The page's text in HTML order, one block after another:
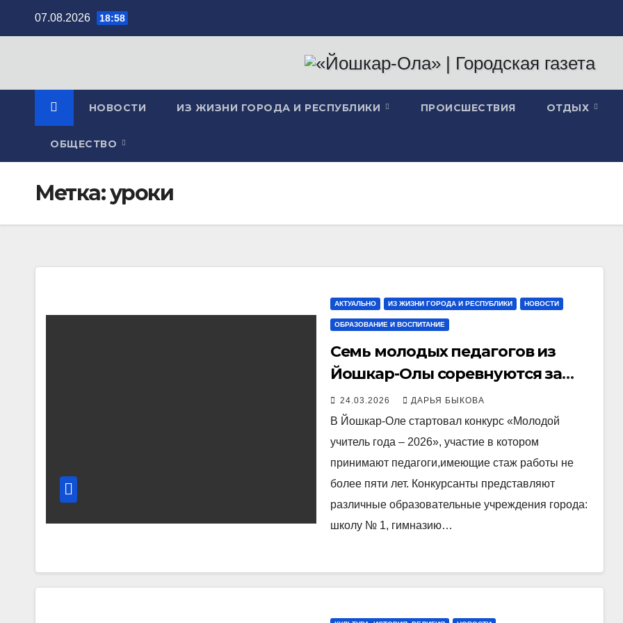
07.08.2026 18:58
НОВОСТИ ИЗ ЖИЗНИ ГОРОДА И РЕСПУБЛИКИ ПРОИСШЕСТВИЯ ОТДЫХ
ОБЩЕСТВО
Метка:уроки
АКТУАЛЬНО ИЗ ЖИЗНИ ГОРОДА И РЕСПУБЛИКИ НОВОСТИ
ОБРАЗОВАНИЕ И ВОСПИТАНИЕ
Семь молодых педагогов из
Йошкар-Олы соревнуются за
звание «Молодой учитель года –
2026»
24.03.2026 ДАРЬЯ БЫКОВА
В Йошкар-Оле стартовал конкурс «Молодой
учитель года – 2026», участие в котором
принимают педагоги,имеющие стаж работы не
более пяти лет. Конкурсанты представляют
различные образовательные учреждения города:
школу № 1, гимназию…